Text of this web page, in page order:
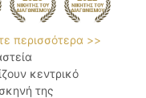
περισσότερα >>
κεντρικό
της